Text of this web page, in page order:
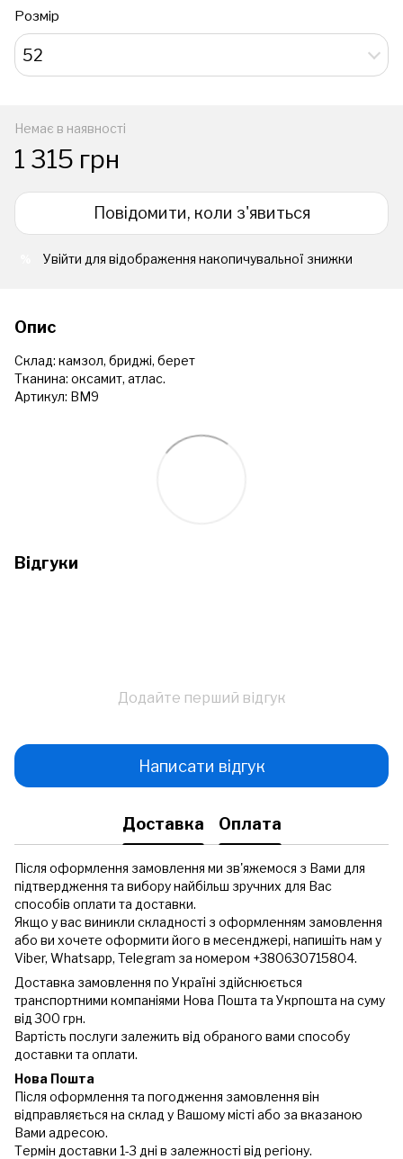
Розмір
52
Немає в наявності
1 315 грн
Повідомити, коли з'явиться
Увійти для відображення накопичувальної знижки
Опис
Склад: камзол, бриджі, берет
Тканина: оксамит, атлас.
Артикул: ВМ9
Відгуки
Додайте перший відгук
Написати відгук
Доставка Оплата
Після оформлення замовлення ми зв'яжемося з Вами для
підтвердження та вибору найбільш зручних для Вас
способів оплати та доставки.
Якщо у вас виникли складності з оформленням замовлення
або ви хочете оформити його в месенджері, напишіть нам у
Viber, Whatsapp, Telegram за номером +380630715804.
Доставка замовлення по Україні здійснюється
транспортними компаніями Нова Пошта та Укрпошта на суму
від 300 грн.
Вартість послуги залежить від обраного вами способу
доставки та оплати.
Нова Пошта
Після оформлення та погодження замовлення він
відправляється на склад у Вашому місті або за вказаною
Вами адресою.
Термін доставки 1-3 дні в залежності від регіону.